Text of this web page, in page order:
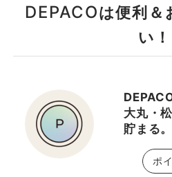
DEPACOは便利＆
い！
大丸・
貯まる
ポ